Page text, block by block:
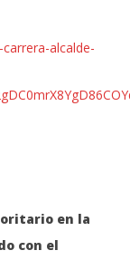
alcalde-
en la
con el